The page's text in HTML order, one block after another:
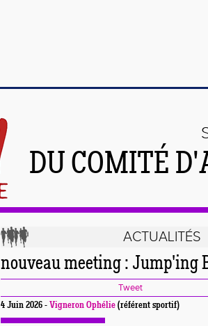
DU COMITÉ
ACTUALITÉS
nouveau meeting : Jump'ing
Tweet
4 Juin 2026 - Vigneron Ophélie (référent sportif)